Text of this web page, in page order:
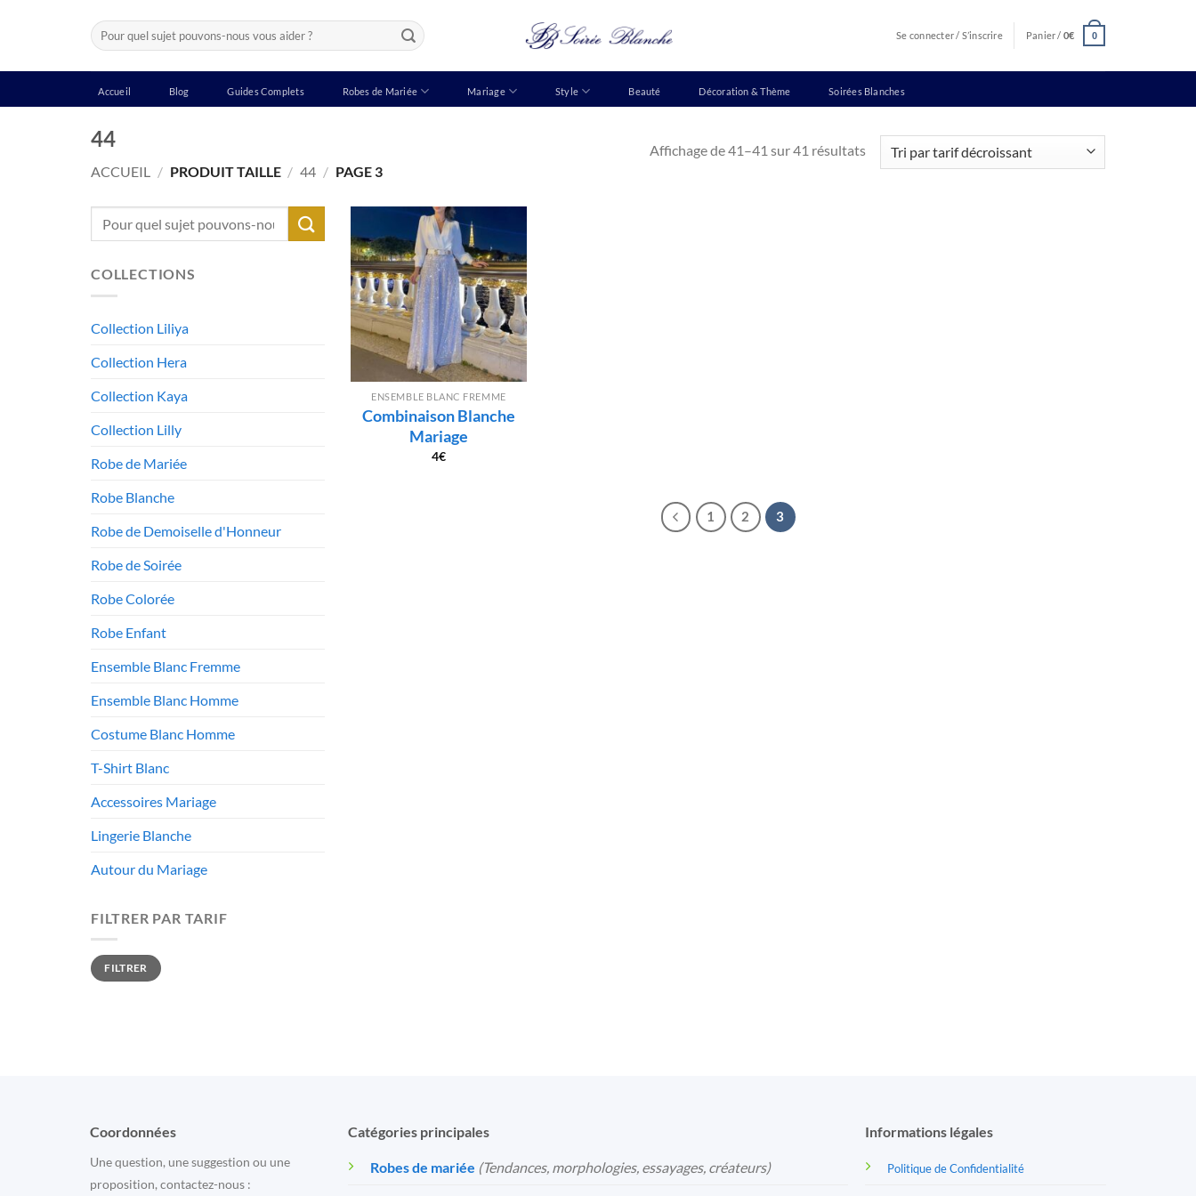
Recherche
pour :
Se connecter / S’inscrire Panier / 0€ 0
Accueil Blog Guides Complets Robes de Mariée Mariage Style Beauté Décoration & Thème Soirées Blanches
44
ACCUEIL / PRODUIT TAILLE / 44 / PAGE 3
Affichage de 41–41 sur 41 résultatsTrié
par
COLLECTIONS
Collection Liliya
Collection Hera
Collection Kaya
Collection Lilly
Robe de Mariée
Robe Blanche
Robe de Demoiselle d'Honneur
Robe de Soirée
Robe Colorée
Robe Enfant
Ensemble Blanc Fremme
Ensemble Blanc Homme
Costume Blanc Homme
T-Shirt Blanc
Accessoires Mariage
Lingerie Blanche
Autour du Mariage
FILTRER PAR TARIF
Prix
min
Prix
maxFILTRER
ENSEMBLE BLANC FREMME
Combinaison Blanche
Mariage
4€
1 2 3
Coordonnées
Une question, une suggestion ou une
proposition, contactez-nous :
Catégories principales
Robes de mariée (Tendances, morphologies, essayages, créateurs)
Informations légales
Politique de Confidentialité